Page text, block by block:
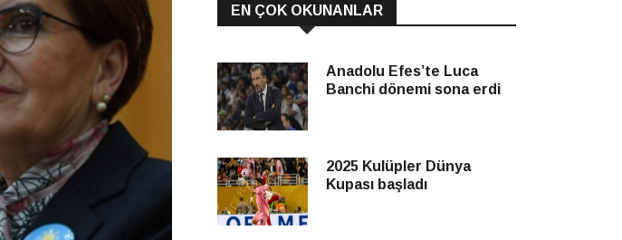
EN ÇOK OKUNANLAR
Anadolu Efes’te Luca
Banchi dönemi sona erdi
2025 Kulüpler Dünya
Kupası başladı